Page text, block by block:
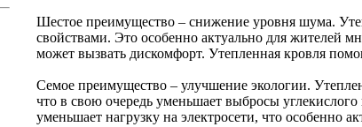
Шестое преимущество – снижение уровня шума.
свойствами. Это особенно актуально для жителей
может вызвать дискомфорт. Утепленная кровля
Семое преимущество – улучшение экологии.
что в свою очередь уменьшает выбросы
уменьшает нагрузку на электросети, что особенно